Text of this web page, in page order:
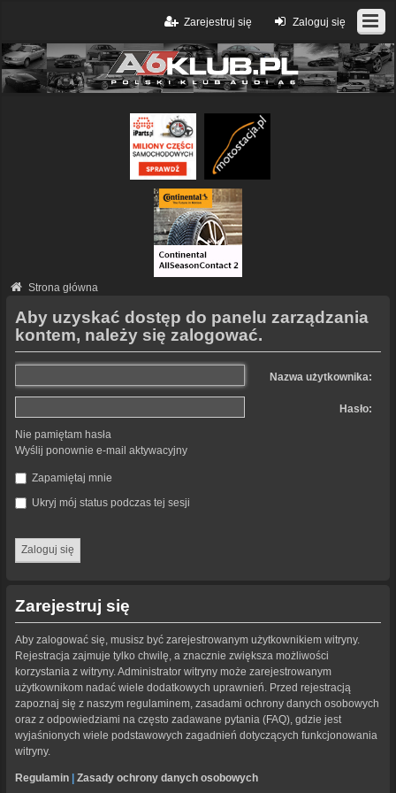
Zaloguj się
Zarejestruj się
Strona główna
Aby uzyskać dostęp do panelu zarządzania
kontem, należy się zalogować.
Nazwa użytkownika:
Hasło:
Nie pamiętam hasła
Wyślij ponownie e-mail aktywacyjny
Zapamiętaj mnie
Ukryj mój status podczas tej sesji
Zarejestruj się
Aby zalogować się, musisz być zarejestrowanym użytkownikiem witryny.
Rejestracja zajmuje tylko chwilę, a znacznie zwiększa możliwości
korzystania z witryny. Administrator witryny może zarejestrowanym
użytkownikom nadać wiele dodatkowych uprawnień. Przed rejestracją
zapoznaj się z naszym regulaminem, zasadami ochrony danych osobowych
oraz z odpowiedziami na często zadawane pytania (FAQ), gdzie jest
wyjaśnionych wiele podstawowych zagadnień dotyczących funkcjonowania
witryny.
Regulamin Zasady ochrony danych osobowych